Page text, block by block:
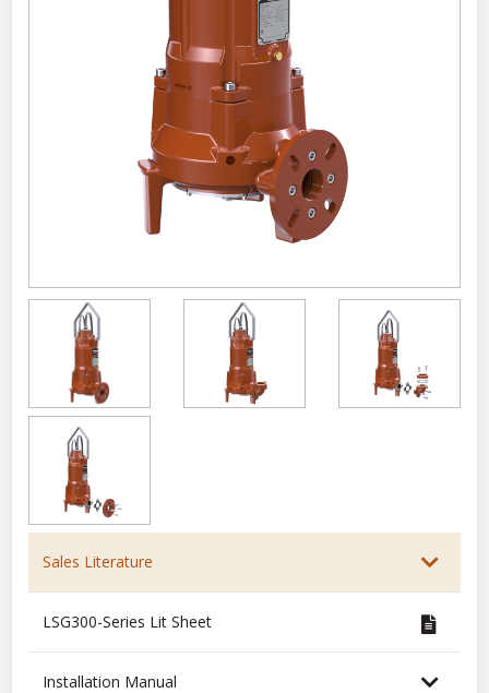
Sales Literature
LSG300-Series Lit Sheet
Installation Manual